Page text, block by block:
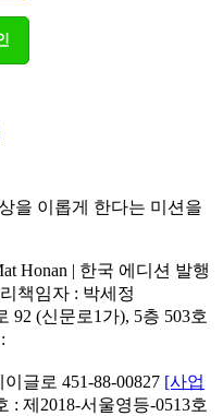
을 이롭게 한다는 미션을
Honan | 한국 에디션 발행
책임자 : 박세정
92 (신문로1가), 5층 503호
글로 451-88-00827 [사업
: 제2018-서울영등-0513호